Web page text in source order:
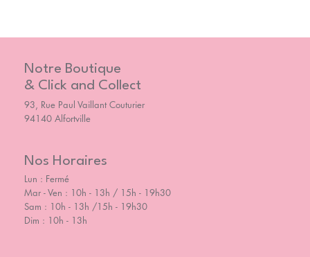
Notre Boutique
& Click and Collect
93, Rue Paul Vaillant Couturier
94140 Alfortville
Nos Horaires
Lun : Fermé
Mar - Ven : 10h - 13h / 15h - 19h30
Sam : 10h - 13h /15h - 19h30
Dim : 10h - 13h